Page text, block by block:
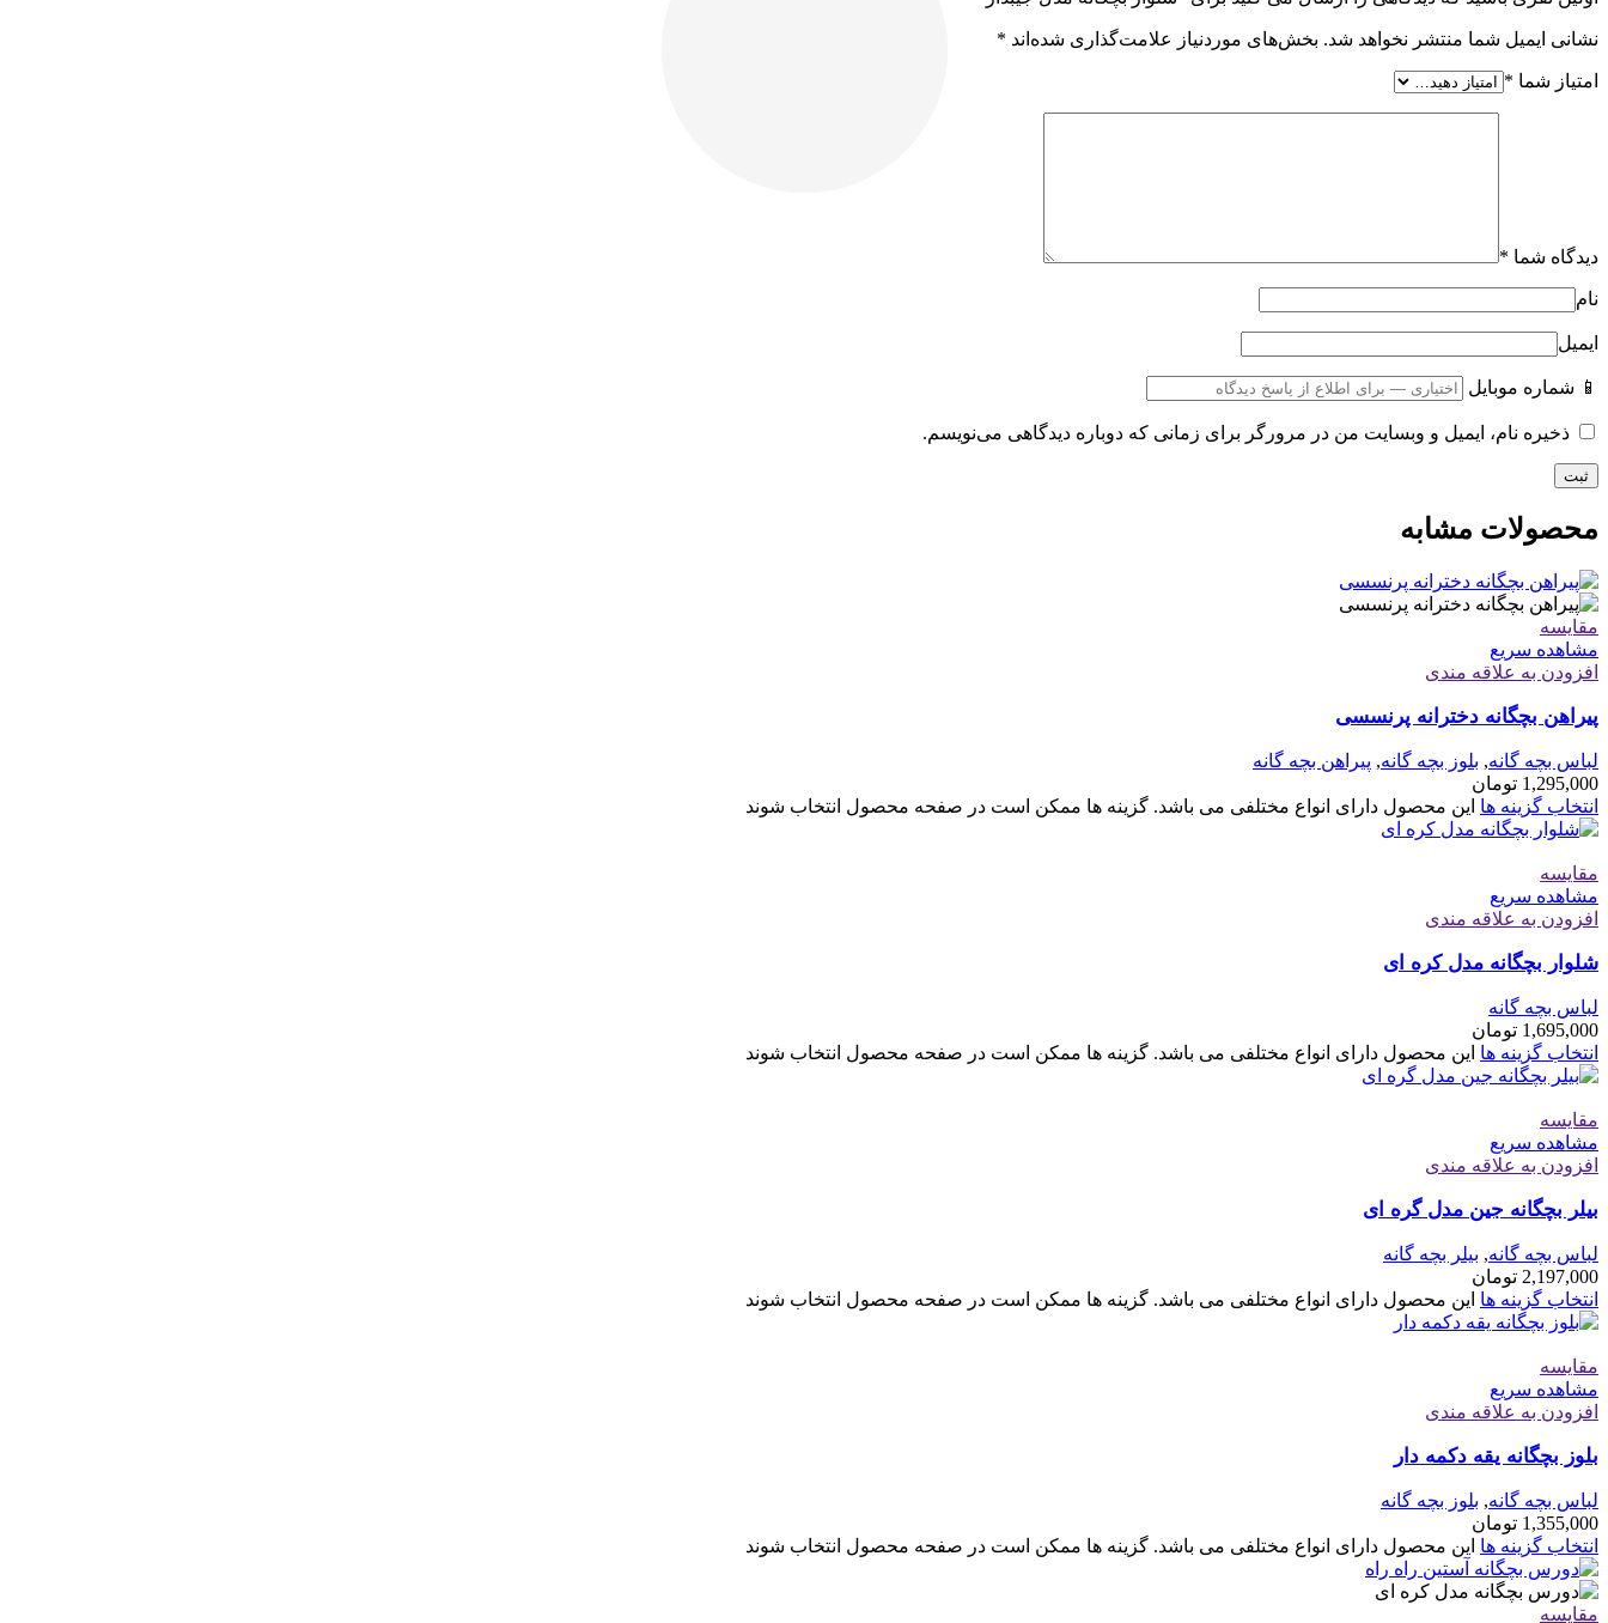
نشانی ایمیل شما منتشر نخواهد شد. بخش‌های موردنیاز علامت‌گذاری شده‌اند *
امتیاز شما *
دیدگاه شما *
نام
ایمیل
📱 شماره موبایل
ذخیره نام، ایمیل و وبسایت من در مرورگر برای زمانی که دوباره دیدگاهی می‌نویسم.
محصولات مشابه
مقایسه
مشاهده سریع
افزودن به علاقه مندی
پیراهن بچگانه دخترانه پرنسسی
لباس بچه گانه, بلوز بچه گانه, پیراهن بچه گانه
1,295,000 تومان
انتخاب گزینه ها این محصول دارای انواع مختلفی می باشد. گزینه ها ممکن است در صفحه محصول انتخاب شوند
مقایسه
مشاهده سریع
افزودن به علاقه مندی
شلوار بچگانه مدل کره ای
لباس بچه گانه
1,695,000 تومان
انتخاب گزینه ها این محصول دارای انواع مختلفی می باشد. گزینه ها ممکن است در صفحه محصول انتخاب شوند
مقایسه
مشاهده سریع
افزودن به علاقه مندی
بیلر بچگانه جین مدل گره ای
لباس بچه گانه, بیلر بچه گانه
2,197,000 تومان
انتخاب گزینه ها این محصول دارای انواع مختلفی می باشد. گزینه ها ممکن است در صفحه محصول انتخاب شوند
مقایسه
مشاهده سریع
افزودن به علاقه مندی
بلوز بچگانه یقه دکمه دار
لباس بچه گانه, بلوز بچه گانه
1,355,000 تومان
انتخاب گزینه ها این محصول دارای انواع مختلفی می باشد. گزینه ها ممکن است در صفحه محصول انتخاب شوند
مقایسه